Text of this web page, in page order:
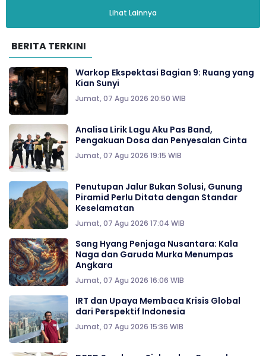
Lihat Lainnya
BERITA TERKINI
Warkop Ekspektasi Bagian 9: Ruang yang
Kian Sunyi
Jumat, 07 Agu 2026 20:50 WIB
Analisa Lirik Lagu Aku Pas Band,
Pengakuan Dosa dan Penyesalan Cinta
Jumat, 07 Agu 2026 19:15 WIB
Penutupan Jalur Bukan Solusi, Gunung
Piramid Perlu Ditata dengan Standar
Keselamatan
Jumat, 07 Agu 2026 17:04 WIB
Sang Hyang Penjaga Nusantara: Kala
Naga dan Garuda Murka Menumpas
Angkara
Jumat, 07 Agu 2026 16:06 WIB
IRT dan Upaya Membaca Krisis Global
dari Perspektif Indonesia
Jumat, 07 Agu 2026 15:36 WIB